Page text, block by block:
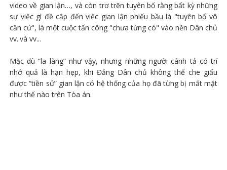
video về gian lận…, và còn trơ trẽn tuyên bố rằng bất kỳ những
sự việc gì đề cập đến việc gian lận phiếu bầu là "tuyên bố vô
căn cứ", là một cuộc tấn công "chưa từng có" vào nền Dân chủ
vv..và vv...
Mặc dù “la làng” như vậy, nhưng những người cánh tả có trí
nhớ quả là hạn hẹp, khi Đảng Dân chủ không thể che giấu
được “tiền sử” gian lận có hệ thống của họ đã từng bị mất mặt
như thế nào trên Tòa án.